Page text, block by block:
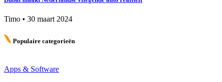
Timo • 30 maart 2024
Populaire categorieën
Apps & Software